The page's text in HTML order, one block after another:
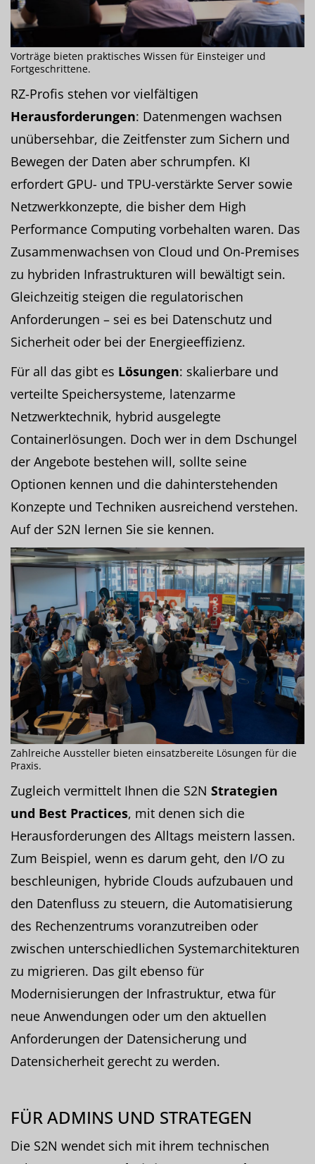
Vorträge bieten praktisches Wissen für Einsteiger und
Fortgeschrittene.
RZ-Profis stehen vor vielfältigen
Herausforderungen: Datenmengen wachsen
unübersehbar, die Zeitfenster zum Sichern und
Bewegen der Daten aber schrumpfen. KI
erfordert GPU- und TPU-verstärkte Server sowie
Netzwerkkonzepte, die bisher dem High
Performance Computing vorbehalten waren. Das
Zusammenwachsen von Cloud und On-Premises
zu hybriden Infrastrukturen will bewältigt sein.
Gleichzeitig steigen die regulatorischen
Anforderungen – sei es bei Datenschutz und
Sicherheit oder bei der Energieeffizienz.
Für all das gibt es Lösungen: skalierbare und
verteilte Speichersysteme, latenzarme
Netzwerktechnik, hybrid ausgelegte
Containerlösungen. Doch wer in dem Dschungel
der Angebote bestehen will, sollte seine
Optionen kennen und die dahinterstehenden
Konzepte und Techniken ausreichend verstehen.
Auf der S2N lernen Sie sie kennen.
Zahlreiche Aussteller bieten einsatzbereite Lösungen für die
Praxis.
Zugleich vermittelt Ihnen die S2N Strategien
und Best Practices, mit denen sich die
Herausforderungen des Alltags meistern lassen.
Zum Beispiel, wenn es darum geht, den I/O zu
beschleunigen, hybride Clouds aufzubauen und
den Datenfluss zu steuern, die Automatisierung
des Rechenzentrums voranzutreiben oder
zwischen unterschiedlichen Systemarchitekturen
zu migrieren. Das gilt ebenso für
Modernisierungen der Infrastruktur, etwa für
neue Anwendungen oder um den aktuellen
Anforderungen der Datensicherung und
Datensicherheit gerecht zu werden.
FÜR ADMINS UND STRATEGEN
Die S2N wendet sich mit ihrem technischen